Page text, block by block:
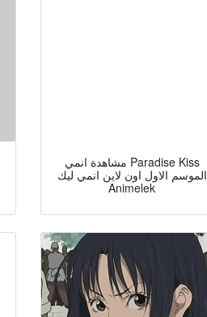
مشاهدة انمي Paradise Kiss
الموسم الاول اون لاين انمي ليك
Animelek